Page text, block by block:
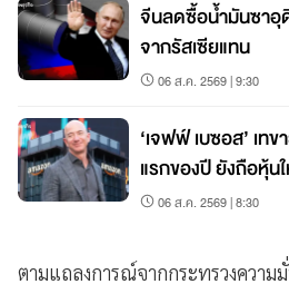
จีนลดซื้อน้ำมันซาอุดี
จากรัสเซียแทน
06 ส.ค. 2569 | 9:30
‘เจฟฟ์ เบซอส’ เท
แรกของปี ยังถือหุ้
06 ส.ค. 2569 | 8:30
ตามแถลงการณ์จากกระทรวงความ